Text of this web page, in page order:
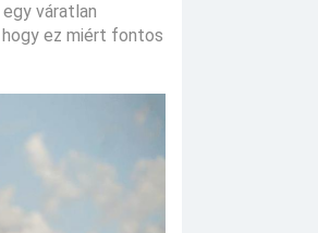
váratlan
hogy ez miért fontos